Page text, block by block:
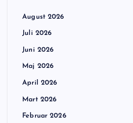
August 2026
Juli 2026
Juni 2026
Maj 2026
April 2026
Mart 2026
Februar 2026